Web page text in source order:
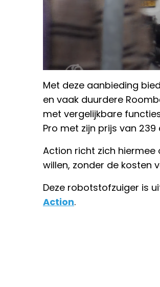
Met deze aanbieding
en vaak duurdere
met vergelijkbare
Pro met zijn prijs van
Action richt zich
willen, zonder de kosten
Deze robotstofzuiger is
Action.